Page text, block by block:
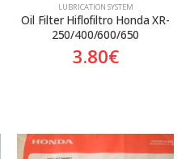
LUBRICATION SYSTEM
Oil Filter Hiflofiltro Honda XR-
250/400/600/650
3.80€